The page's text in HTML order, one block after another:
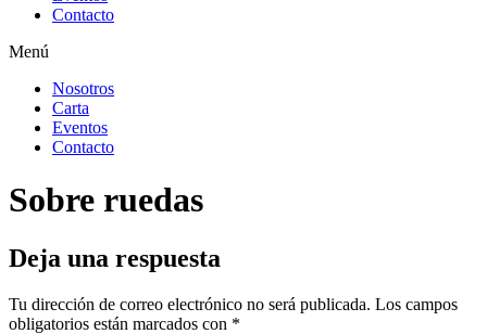
Contacto
Menú
Nosotros
Carta
Eventos
Contacto
Sobre ruedas
Deja una respuesta
Tu dirección de correo electrónico no será publicada. Los campos
obligatorios están marcados con *